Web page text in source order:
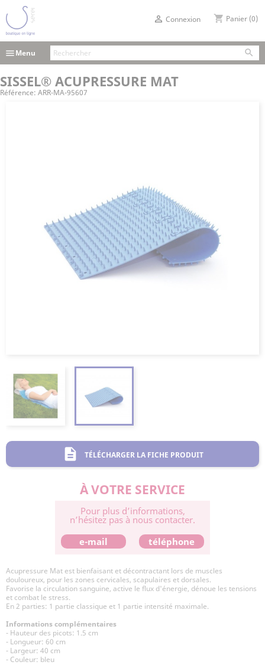
shopping_cart Panier (0)
menuMenu
 Connexion

SISSEL® ACUPRESSURE MAT
Référence: ARR-MA-95607
description TÉLÉCHARGER LA FICHE PRODUIT
À VOTRE SERVICE
Pour plus d’informations,
n’hésitez pas à nous contacter.
e-mail
téléphone
Acupressure Mat est bienfaisant et décontractant lors de muscles
douloureux, pour les zones cervicales, scapulaires et dorsales.
Favorise la circulation sanguine, active le flux d'énergie, dénoue les tensions
et combat le stress.
En 2 parties: 1 partie classique et 1 partie intensité maximale.
Informations complémentaires
- Hauteur des picots: 1.5 cm
- Longueur: 60 cm
- Largeur: 40 cm
- Couleur: bleu